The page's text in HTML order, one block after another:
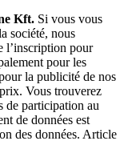
Kft. Si vous vous
société, nous
l’inscription pour
pour les
la publicité de nos
Vous trouverez
de participation au
de données est
des données. Article